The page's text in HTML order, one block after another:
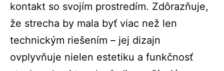
kontakt so svojím prostredím. Zdôrazňuje,
že strecha by mala byť viac než len
technickým riešením – jej dizajn
ovplyvňuje nielen estetiku a funkčnosť